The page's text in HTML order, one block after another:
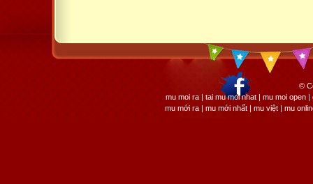
©
mu moi ra | tai mu moi nhat | mu moi open
mu mới ra | mu mới nhất | mu việt | mu